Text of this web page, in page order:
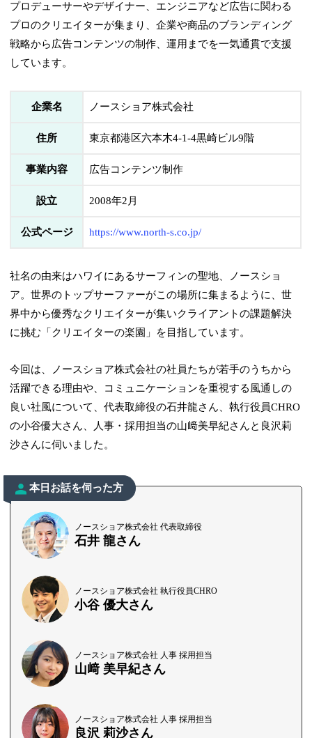
プロデューサーやデザイナー、エンジニアなど広告に関わる
プロのクリエイターが集まり、企業や商品のブランディング
戦略から広告コンテンツの制作、運用までを一気通貫で支援
しています。
企業名 ノースショア株式会社
住所 東京都港区六本木4-1-4黒崎ビル9階
事業内容 広告コンテンツ制作
設立 2008年2月
公式ページ https://www.north-s.co.jp/
社名の由来はハワイにあるサーフィンの聖地、ノースショ
ア。世界のトップサーファーがこの場所に集まるように、世
界中から優秀なクリエイターが集いクライアントの課題解決
に挑む「クリエイターの楽園」を目指しています。
今回は、ノースショア株式会社の社員たちが若手のうちから
活躍できる理由や、コミュニケーションを重視する風通しの
良い社風について、代表取締役の石井龍さん、執行役員CHRO
の小谷優大さん、人事・採用担当の山﨑美早紀さんと良沢莉
沙さんに伺いました。
本日お話を伺った方
ノースショア株式会社 代表取締役
石井 龍さん
ノースショア株式会社 執行役員CHRO
小谷 優大さん
ノースショア株式会社 人事 採用担当
山﨑 美早紀さん
ノースショア株式会社 人事 採用担当
良沢 莉沙さん